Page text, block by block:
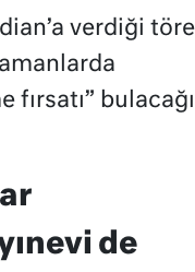
verdiği
de